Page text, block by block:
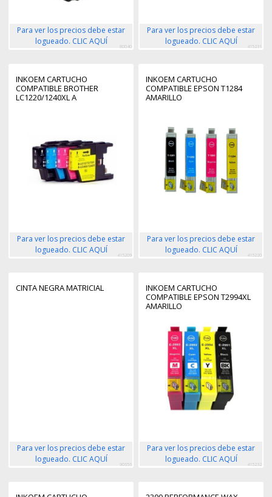
Para ver los precios debe estar
logueado. CLIC AQUÍ
80040
Para ver los precios debe estar
logueado. CLIC AQUÍ
415231
INKOEM CARTUCHO
COMPATIBLE BROTHER
LC1220/1240XL A
Para ver los precios debe estar
logueado. CLIC AQUÍ
415209
INKOEM CARTUCHO
COMPATIBLE EPSON T1284
AMARILLO
Para ver los precios debe estar
logueado. CLIC AQUÍ
415220
CINTA NEGRA MATRICIAL
Para ver los precios debe estar
logueado. CLIC AQUÍ
90656
INKOEM CARTUCHO
COMPATIBLE EPSON T2994XL
AMARILLO
Para ver los precios debe estar
logueado. CLIC AQUÍ
415232